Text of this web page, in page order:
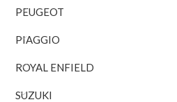
PEUGEOT
PIAGGIO
ROYAL ENFIELD
SUZUKI